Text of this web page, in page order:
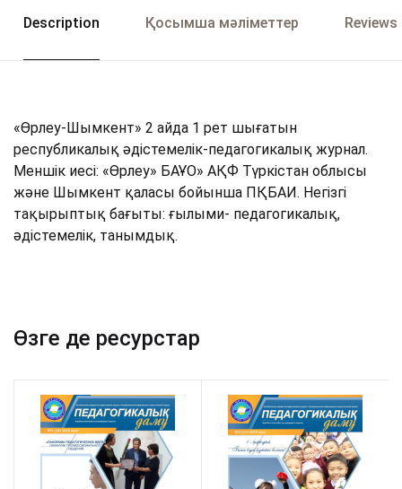
Description Қосымша мәліметтер Reviews
«Өрлеу-Шымкент» 2 айда 1 рет шығатын
республикалық әдістемелік-педагогикалық журнал.
Меншік иесі: «Өрлеу» БАҰО» АҚФ Түркістан облысы
және Шымкент қаласы бойынша ПҚБАИ. Негізгі
тақырыптық бағыты: ғылыми- педагогикалық,
әдістемелік, танымдық.
Өзге де ресурстар